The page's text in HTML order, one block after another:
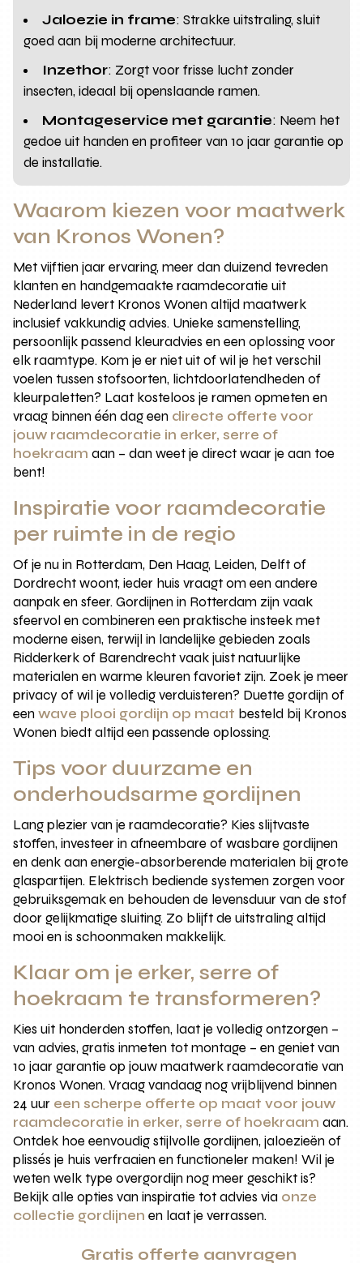
Jaloezie in frame: Strakke uitstraling, sluit
goed aan bij moderne architectuur.
Inzethor: Zorgt voor frisse lucht zonder
insecten, ideaal bij openslaande ramen.
Montageservice met garantie: Neem het
gedoe uit handen en profiteer van 10 jaar garantie op
de installatie.
Waarom kiezen voor maatwerk
van Kronos Wonen?
Met vijftien jaar ervaring, meer dan duizend tevreden
klanten en handgemaakte raamdecoratie uit
Nederland levert Kronos Wonen altijd maatwerk
inclusief vakkundig advies. Unieke samenstelling,
persoonlijk passend kleuradvies en een oplossing voor
elk raamtype. Kom je er niet uit of wil je het verschil
voelen tussen stofsoorten, lichtdoorlatendheden of
kleurpaletten? Laat kosteloos je ramen opmeten en
vraag binnen één dag een directe offerte voor
jouw raamdecoratie in erker, serre of
hoekraam aan – dan weet je direct waar je aan toe
bent!
Inspiratie voor raamdecoratie
per ruimte in de regio
Of je nu in Rotterdam, Den Haag, Leiden, Delft of
Dordrecht woont, ieder huis vraagt om een andere
aanpak en sfeer. Gordijnen in Rotterdam zijn vaak
sfeervol en combineren een praktische insteek met
moderne eisen, terwijl in landelijke gebieden zoals
Ridderkerk of Barendrecht vaak juist natuurlijke
materialen en warme kleuren favoriet zijn. Zoek je meer
privacy of wil je volledig verduisteren? Duette gordijn of
eenwave plooi gordijn op maat besteld bij Kronos
Wonen biedt altijd een passende oplossing.
Tips voor duurzame en
onderhoudsarme gordijnen
Lang plezier van je raamdecoratie? Kies slijtvaste
stoffen, investeer in afneembare of wasbare gordijnen
en denk aan energie-absorberende materialen bij grote
glaspartijen. Elektrisch bediende systemen zorgen voor
gebruiksgemak en behouden de levensduur van de stof
door gelijkmatige sluiting. Zo blijft de uitstraling altijd
mooi en is schoonmaken makkelijk.
Klaar om je erker, serre of
hoekraam te transformeren?
Kies uit honderden stoffen, laat je volledig ontzorgen –
van advies, gratis inmeten tot montage – en geniet van
10 jaar garantie op jouw maatwerk raamdecoratie van
Kronos Wonen. Vraag vandaag nog vrijblijvend binnen
24 uur een scherpe offerte op maat voor jouw
raamdecoratie in erker, serre of hoekraam aan.
Ontdek hoe eenvoudig stijlvolle gordijnen, jaloezieën of
plissés je huis verfraaien en functioneler maken! Wil je
weten welk type overgordijn nog meer geschikt is?
Bekijk alle opties van inspiratie tot advies via onze
collectie gordijnen en laat je verrassen.
Gratis offerte aanvragen